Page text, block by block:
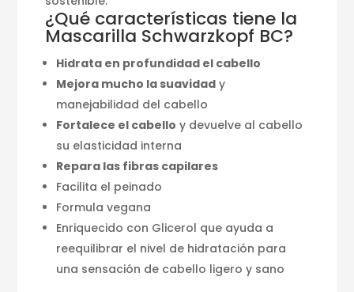
¿Qué características tiene la
Mascarilla Schwarzkopf BC?
Hidrata en profundidad el cabello
Mejora mucho la suavidad y
manejabilidad del cabello
Fortalece el cabello y devuelve al cabello
su elasticidad interna
Repara las fibras capilares
Facilita el peinado
Formula vegana
Enriquecido con Glicerol que ayuda a
reequilibrar el nivel de hidratación para
una sensación de cabello ligero y sano